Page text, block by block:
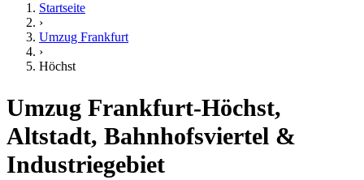
Startseite
›
Umzug Frankfurt
›
Höchst
Umzug Frankfurt-Höchst,
Altstadt, Bahnhofsviertel &
Industriegebiet